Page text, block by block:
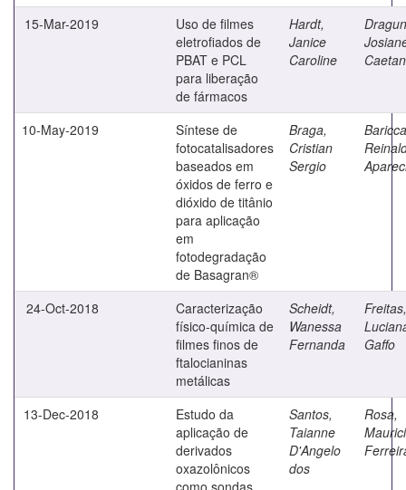
15-Mar-2019
Uso de filmes
eletrofiados de
PBAT e PCL
para liberação
de fármacos
Hardt,
Janice
Caroline
10-May-2019
Síntese de
fotocatalisadores
baseados em
óxidos de ferro e
dióxido de titânio
para aplicação
em
fotodegradação
de Basagran®
Braga,
Cristian
Sergio
24-Oct-2018
Caracterização
físico-química de
filmes finos de
ftalocianinas
metálicas
Scheidt,
Wanessa
Fernanda
Freitas,
Gaffo
13-Dec-2018
Estudo da
aplicação de
derivados
oxazolônicos
como sondas
Santos,
Taianne
D'Angelo
dos
Rosa,